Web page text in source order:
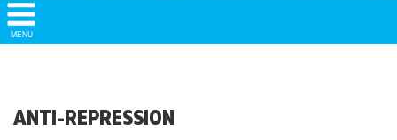
Show/
Hide
MENU
ANTI-REPRESSION